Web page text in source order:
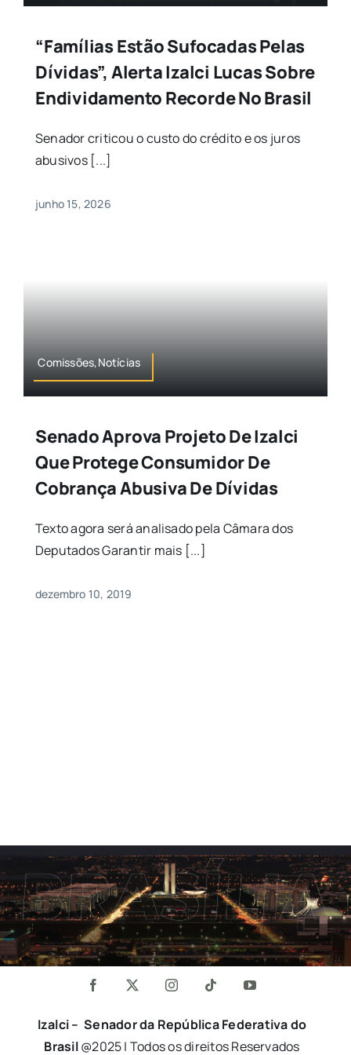
“Famílias Estão Sufocadas Pelas
Dívidas”, Alerta Izalci Lucas Sobre
Endividamento Recorde No Brasil
Senador criticou o custo do crédito e os juros
abusivos [...]
junho 15, 2026
Comissões,Notícias
Senado Aprova Projeto De Izalci
Que Protege Consumidor De
Cobrança Abusiva De Dívidas
Texto agora será analisado pela Câmara dos
Deputados Garantir mais [...]
dezembro 10, 2019
Izalci – Senador da República Federativa do
Brasil@2025 | Todos os direitos Reservados